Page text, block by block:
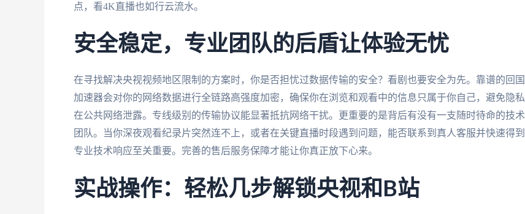
点，看4K直播也如行云流水。
安全稳定，专业团队的后盾让体验无忧
在寻找解决央视视频地区限制的方案时，你是否担忧过数据传输的安全？看剧也要安全为先。靠谱的回国
加速器会对你的网络数据进行全链路高强度加密，确保你在浏览和观看中的信息只属于你自己，避免隐私
在公共网络泄露。专线级别的传输协议能显著抵抗网络干扰。更重要的是背后有没有一支随时待命的技术
团队。当你深夜观看纪录片突然连不上，或者在关键直播时段遇到问题，能否联系到真人客服并快速得到
专业技术响应至关重要。完善的售后服务保障才能让你真正放下心来。
实战操作：轻松几步解锁央视和B站